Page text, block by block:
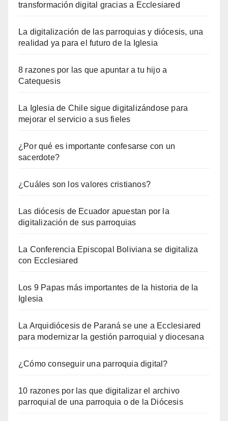
transformación digital gracias a Ecclesiared
La digitalización de las parroquias y diócesis, una
realidad ya para el futuro de la Iglesia
8 razones por las que apuntar a tu hijo a
Catequesis
La Iglesia de Chile sigue digitalizándose para
mejorar el servicio a sus fieles
¿Por qué es importante confesarse con un
sacerdote?
¿Cuáles son los valores cristianos?
Las diócesis de Ecuador apuestan por la
digitalización de sus parroquias
La Conferencia Episcopal Boliviana se digitaliza
con Ecclesiared
Los 9 Papas más importantes de la historia de la
Iglesia
La Arquidiócesis de Paraná se une a Ecclesiared
para modernizar la gestión parroquial y diocesana
¿Cómo conseguir una parroquia digital?
10 razones por las que digitalizar el archivo
parroquial de una parroquia o de la Diócesis